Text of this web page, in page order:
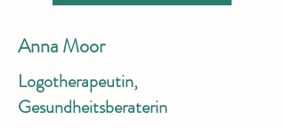
Anna Moor
Logotherapeutin,
Gesundheitsberaterin